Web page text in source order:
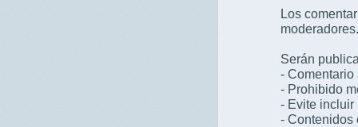
Los
moderadores.
Serán
- Comentario
- Prohibido
- Evite incluir
- Contenidos